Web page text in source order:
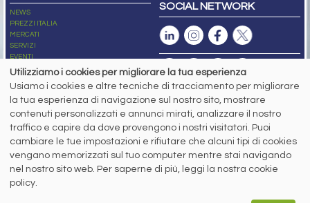
NEWS
PREZZI ITALIA
MERCATI
SERVIZI
EVENTI
ABBONAMENTI
NEWSLETTER
SOCIAL NETWORK
Capitale Sociale: 190.000€ interamente versato
Registro delle Imprese di Brescia
Codice Fiscale e Partita I.V.A.:IT03562320170
R.E.A. n. 419331
www.siderweb.com: Autorizzazione del Tribunale di Brescia n. 11/2004 del 17
marzo 2004, Iscrizione al R.O.C. n. 26116.
Direttrice Responsabile:
Elisa Bonomelli
Utilizziamo i cookies per migliorare la tua esperienza
Usiamo i cookies e altre tecniche di tracciamento per migliorare
la tua esperienza di navigazione sul nostro sito, mostrare
contenuti personalizzati e annunci mirati, analizzare il nostro
traffico e capire da dove provengono i nostri visitatori. Puoi
cambiare le tue impostazioni e rifiutare che alcuni tipi di cookies
vengano memorizzati sul tuo computer mentre stai navigando
nel nostro sito web. Per saperne di più, leggi la nostra cookie
policy.